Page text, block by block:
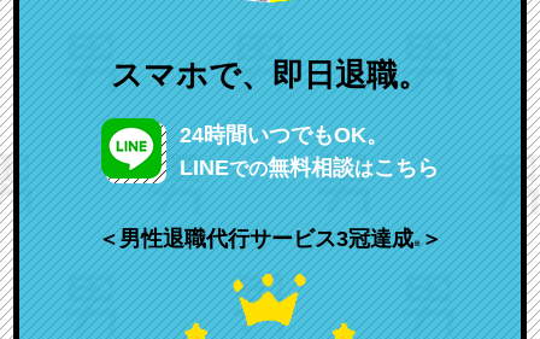
スマホで、即日退職。
24時間いつでもOK。
LINEでの無料相談はこちら
＜男性退職代行サービス3冠達成※＞